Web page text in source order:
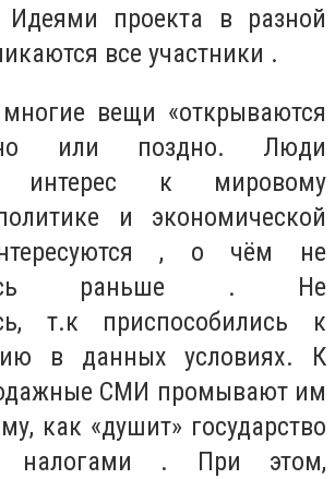
Идеями проекта в разной
все участники .
вещи «открываются
или поздно. Люди
интерес к мировому
и экономической
, о чём не
раньше . Не
т.к приспособились к
в данных условиях. К
СМИ промывают им
как «душит» государство
налогами . При этом,